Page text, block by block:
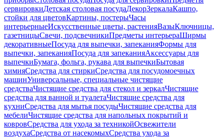
сервировкиДетская столовая посудаДекорЗеркалаКашпо,
стойки для цветовКартины, постерыЧасы
интерьерныеИскусственные цветы, растенияВазыКлючницы,
газетницыСвечи, подсвечникиПредметы интерьераШирмы
декоративныеПосуда для выпечки, запеканияФормы для
выпечки, запеканияПосуда для запеканияАксессуары для
выпечкиБумага, фольга, рукава для выпечкиБытовая
химияСредства для стиркиСредства для посудомоечных
машинУниверсальные, специальные чистящие
средстваЧистящие средства для стекол и зеркалЧистящие
средства для ванной и туалетаЧистящие средства для
кухниСредства для мытья посудыЧистящие средства для
мебелиЧистящие средства для напольных покрытий и
ковровСредства для ухода за техникойОсвежители
воздухаСредства от насекомыхСредства ухода за